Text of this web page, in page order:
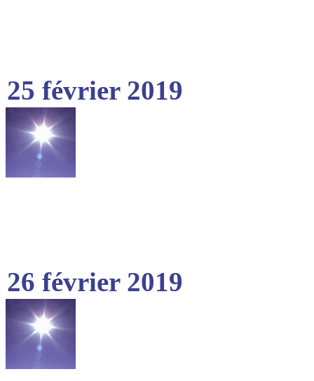
25 février 2019
26 février 2019